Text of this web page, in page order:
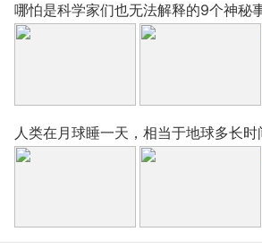
哪怕是科学家们也无法解释的9个神秘
人类在月球睡一天，相当于地球多长时